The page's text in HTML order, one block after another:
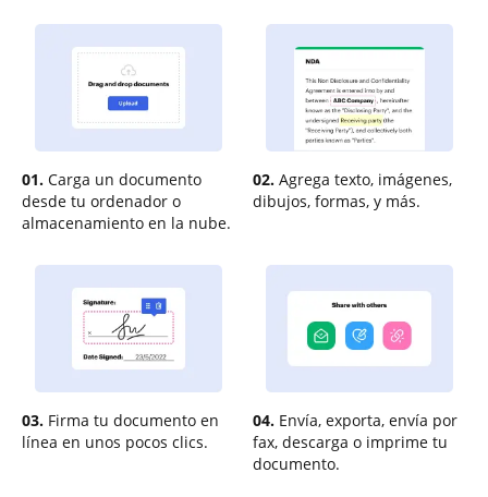
01. Carga un documento
desde tu ordenador o
almacenamiento en la nube.
02. Agrega texto, imágenes,
dibujos, formas, y más.
03. Firma tu documento en
línea en unos pocos clics.
04. Envía, exporta, envía por
fax, descarga o imprime tu
documento.